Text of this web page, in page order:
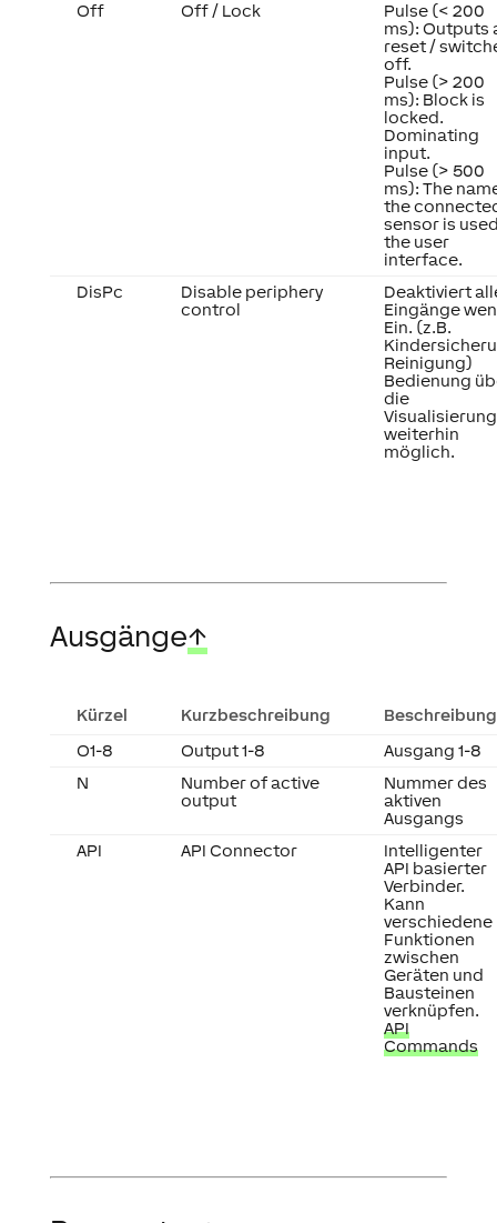
Off
Off / Lock
Pulse (< 200
ms): Outputs
reset /
off.
Pulse (> 200
ms): Block is
locked.
Dominating
input.
Pulse (> 500
ms): The
the
sensor is
the user
interface.
DisPc
Disable periphery
control
Deaktiviert
Eingänge
Ein. (z.B.
Reinigung)
Bedienung
die
Visualisierung
weiterhin
möglich.
Ausgänge↑
Kürzel Kurzbeschreibung
Beschreibung
O1-8
Output 1-8
Ausgang 1-8
N
Number of active
output
Nummer des
aktiven
Ausgangs
API
API Connector
Intelligenter
API basierter
Verbinder.
Kann
verschiedene
Funktionen
zwischen
Geräten und
Bausteinen
verknüpfen.
API
Commands